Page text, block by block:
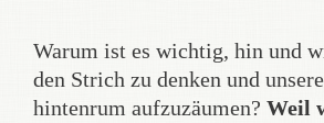
Warum ist es wichtig, hin und
den Strich zu denken und
hintenrum aufzuzäumen? Weil